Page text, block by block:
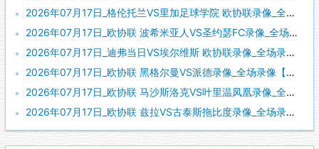
2026年07月17日_格伦托兰VS里加足球学院 欧协联录像_全场录像【高清回放】
2026年07月17日_欧协联 波希米亚人VS圣约瑟FC录像_全场录像【高清回放】
2026年07月17日_迪弗当日VS埃尔维斯 欧协联录像_全场录像【视频集锦】
2026年07月17日_欧协联 黑格尔曼VS派德录像_全场录像【高清回放】
2026年07月17日_欧协联 马沙斯洛克VS叶里温凤凰录像_全场录像【全场回放】
2026年07月17日_欧协联 兹拉VS古泰斯拖比度录像_全场录像【高清回放】